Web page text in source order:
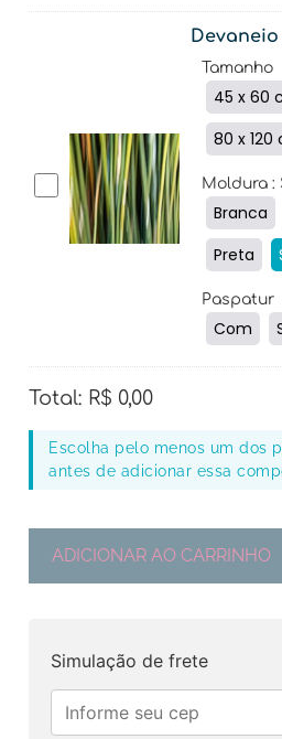
Tamanho
45 x 60
80 x 120
Moldura :
Branca
Preta
Paspatur
Com
Total: R$ 0,00
Escolha pelo menos um dos
antes de adicionar essa
ADICIONAR AO CARRINHO
Simulação de frete